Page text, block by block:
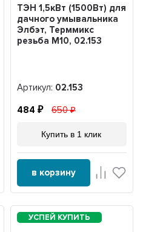
ТЭН 1,5кВт (1500Вт) для
дачного умывальника
Элбэт, Терммикс
резьба М10, 02.153
Артикул: 02.153
484 650
Купить в 1 клик
в корзину